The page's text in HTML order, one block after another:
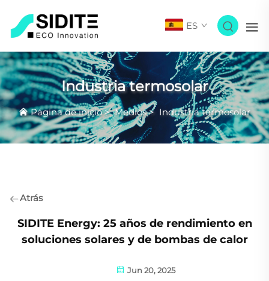
ES
Industria termosolar
Página de inicio>Medios> Industria termosolar
Atrás
SIDITE Energy: 25 años de rendimiento en
soluciones solares y de bombas de calor
Jun 20, 2025